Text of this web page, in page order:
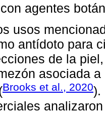
agentes
usos
antídoto para
de la
asociada
Brooks et al., 2020).